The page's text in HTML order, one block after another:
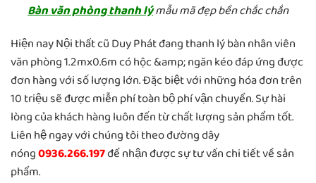
Bàn văn phòng thanh lýmẫu mã đẹp bền chắc chắn
Hiện nay Nội thất cũ Duy Phát đang thanh lý bàn nhân viên
văn phòng 1.2mx0.6m có hộc &amp; ngăn kéo đáp ứng được
đơn hàng với số lượng lớn. Đặc biệt với những hóa đơn trên
10 triệu sẽ được miễn phí toàn bộ phí vận chuyển. Sự hài
lòng của khách hàng luôn đến từ chất lượng sản phẩm tốt.
Liên hệ ngay với chúng tôi theo đường dây
nóng0936.266.197để nhận được sự tư vấn chi tiết về sản
phẩm.